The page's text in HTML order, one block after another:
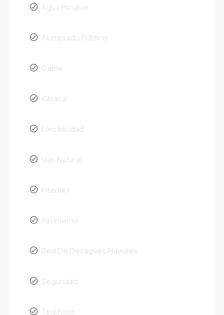
Agua Potable
Alumbrado Público
Cable
Cloaca
Electricidad
Gas Natural
Internet
Pavimento
Red De Desagües Pluviales
Seguridad
Teléfono